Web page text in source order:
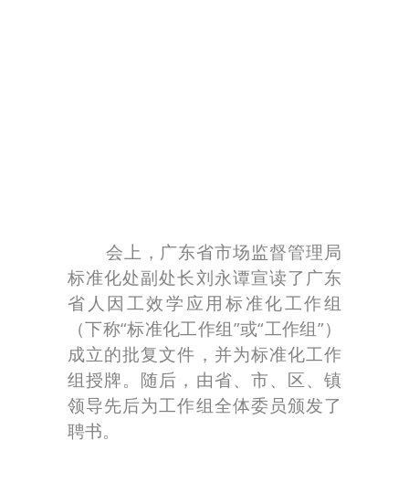
会上，广东省市场监督管理局
标准化处副处长刘永谭宣读了广东
省人因工效学应用标准化工作组
（下称“标准化工作组”或“工作组”）
成立的批复文件，并为标准化工作
组授牌。随后，由省、市、区、镇
领导先后为工作组全体委员颁发了
聘书。